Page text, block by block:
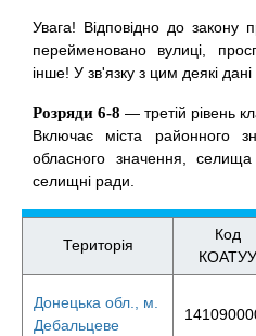
Увага! Відповідно до закону
перейменовано вулиці,
інше! У зв'язку з цим деякі дані
Розряди 6-8 — третій рівень
Включає міста районного
обласного значення, селища
селищні ради.
Територія
Код
КОАТУУ
Донецька обл., м.
Дебальцеве